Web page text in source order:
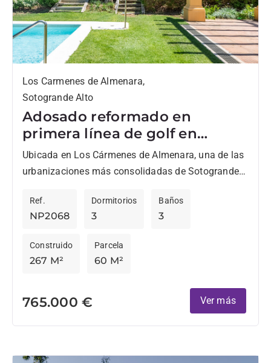
Los Carmenes de Almenara,
Sotogrande Alto
Adosado reformado en
primera línea de golf en
Sotogrande Alto
Ubicada en Los Cármenes de Almenara, una de las
urbanizaciones más consolidadas de Sotogrande
privilegiada posición junto al...
NP2068
Ref.
3
Dormitorios
3
Baños
267 M²
Construido
60 M²
Parcela
765.000 € Ver más